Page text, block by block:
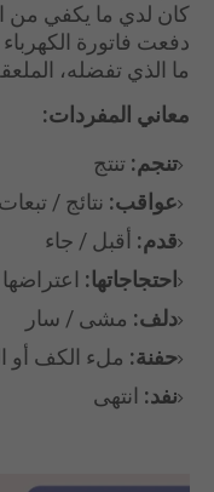
كان لدي ما يكفي من
دفعت فاتورة
ما الذي تفضله،
معاني المفردات:
تنجم: تنتج
عواقب: نتائج / تبعات
قدم: أقبل / جاء
احتجاجاتها: اعتراضها
دلف: مشى / سار
حفنة: ملء الكف أو
نفد: انتهى